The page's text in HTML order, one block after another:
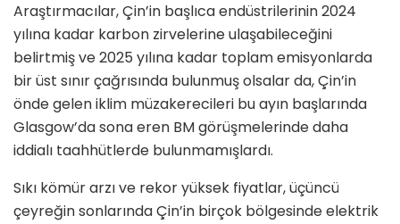
Araştırmacılar, Çin’in başlıca endüstrilerinin 2024
yılına kadar karbon zirvelerine ulaşabileceğini
belirtmiş ve 2025 yılına kadar toplam emisyonlarda
bir üst sınır çağrısında bulunmuş olsalar da, Çin’in
önde gelen iklim müzakerecileri bu ayın başlarında
Glasgow’da sona eren BM görüşmelerinde daha
iddialı taahhütlerde bulunmamışlardı.
Sıkı kömür arzı ve rekor yüksek fiyatlar, üçüncü
çeyreğin sonlarında Çin’in birçok bölgesinde elektrik